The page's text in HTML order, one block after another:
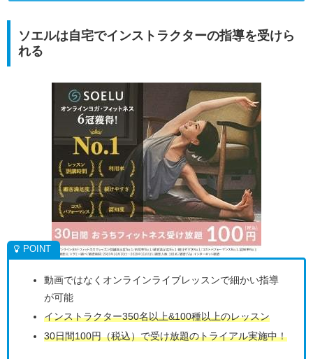
ソエルは自宅でインストラクターの指導を受けら
れる
動画ではなくオンラインライブレッスンで細かい指導
が可能
インストラクター350名以上&100種以上のレッスン
30日間100円（税込）で受け放題のトライアル実施中！